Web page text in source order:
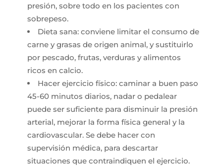
presión, sobre todo en los pacientes con
sobrepeso.
Dieta sana: conviene limitar el consumo de
carne y grasas de origen animal, y sustituirlo
por pescado, frutas, verduras y alimentos
ricos en calcio.
Hacer ejercicio físico: caminar a buen paso
45-60 minutos diarios, nadar o pedalear
puede ser suficiente para disminuir la presión
arterial, mejorar la forma física general y la
cardiovascular. Se debe hacer con
supervisión médica, para descartar
situaciones que contraindiquen el ejercicio.